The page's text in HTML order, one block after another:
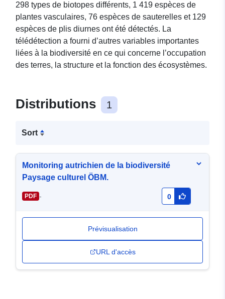
298 types de biotopes différents, 1 419 espèces de
plantes vasculaires, 76 espèces de sauterelles et 129
espèces de plis diurnes ont été détectés. La
télédétection a fourni d’autres variables importantes
liées à la biodiversité en ce qui concerne l’occupation
des terres, la structure et la fonction des écosystèmes.
Distributions 1
Sort
Monitoring autrichien de la biodiversité
Paysage culturel ÖBM.
PDF - 0
Prévisualisation
URL d'accès